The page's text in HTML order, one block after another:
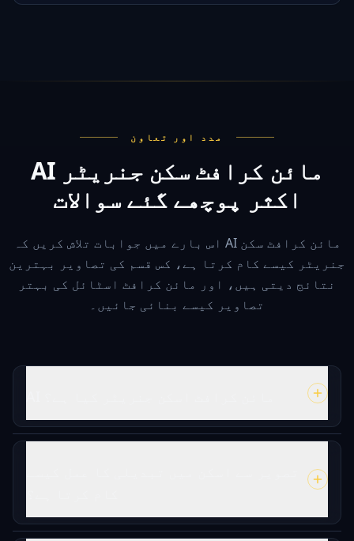
مدد اور تعاون
AI مائن کرافٹ سکن جنریٹر
اکثر پوچھے گئے سوالات
اس بارے میں جوابات تلاش کریں کہ AI مائن کرافٹ سکن
جنریٹر کیسے کام کرتا ہے، کس قسم کی تصاویر بہترین
نتائج دیتی ہیں، اور مائن کرافٹ اسٹائل کی بہتر
تصاویر کیسے بنائی جائیں۔